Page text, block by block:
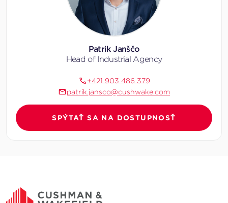
Patrik Janščo
Head of Industrial Agency
+421 903 486 379
patrik.jansco@cushwake.com
SPÝTAŤ SA NA DOSTUPNOSŤ